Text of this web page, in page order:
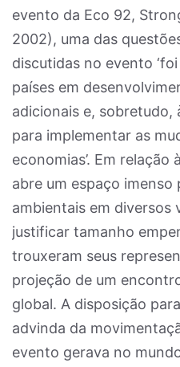
evento da Eco 92,
2002), uma das
discutidas no evento
países em
adicionais e, sobretudo,
para implementar as
economias’. Em
abre um espaço imenso
ambientais em diversos
justificar tamanho
trouxeram seus
projeção de um
global. A disposição
advinda da
evento gerava no